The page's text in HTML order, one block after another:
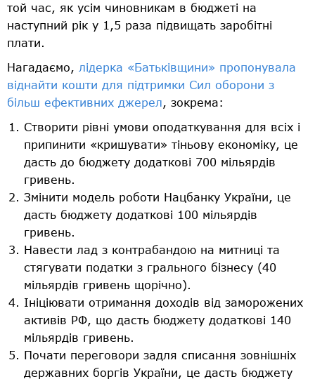
той час, як усім чиновникам в бюджеті на
наступний рік у 1,5 раза підвищать заробітні
плати.
Нагадаємо, лідерка «Батьківщини» пропонувала
віднайти кошти для підтримки Сил оборони з
більш ефективних джерел, зокрема:
Створити рівні умови оподаткування для всіх і
припинити «кришувати» тіньову економіку, це
дасть до бюджету додаткові 700 мільярдів
гривень.
Змінити модель роботи Нацбанку України, це
дасть бюджету додаткові 100 мільярдів
гривень.
Навести лад з контрабандою на митниці та
стягувати податки з грального бізнесу (40
мільярдів гривень щорічно).
Ініціювати отримання доходів від заморожених
активів РФ, що дасть бюджету додаткові 140
мільярдів гривень.
Почати переговори задля списання зовнішніх
державних боргів України, це дасть бюджету